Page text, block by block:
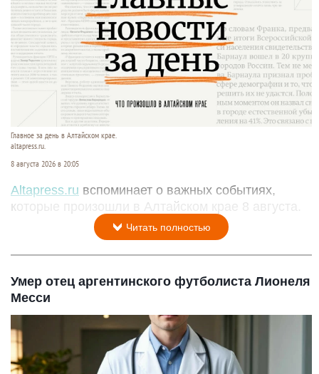
Главное за день в Алтайском крае.
altapress.ru.
8 августа 2026 в 20:05
Altapress.ru вспоминает о важных событиях,
которые произошли в Алтайском крае 8 августа.
Читать полностью
Умер отец аргентинского футболиста Лионеля
Месси